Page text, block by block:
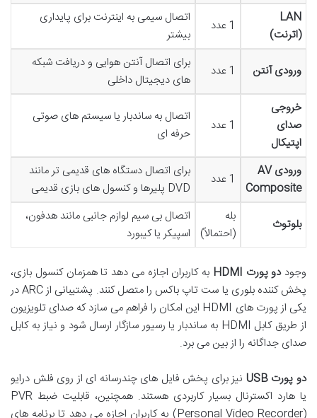
LAN
(اترنت)
1 عدد
اتصال سیمی به اینترنت برای پایداری
بیشتر
ورودی آنتن 1 عدد
برای اتصال آنتن هوایی و دریافت شبکه
های دیجیتال داخلی
خروجی
صدای
اپتیکال
1 عدد
اتصال به ساندبار یا سیستم های صوتی
حرفه ای
ورودی AV
Composite
1 عدد
برای اتصال دستگاه های قدیمی تر مانند
DVD پلیرها و کنسول های بازی قدیمی
بلوتوث
بله
(احتمالاً)
اتصال بی سیم لوازم جانبی مانند هدفون،
اسپیکر یا کیبورد
وجوددو پورت HDMI
به کاربران اجازه می دهد تا همزمان کنسول بازی،
پخش کننده بلوری یا ست تاپ باکس را متصل کنند. پشتیبانی از ARC در
یکی از پورت های HDMI این امکان را فراهم می سازد که صدای تلویزیون
از طریق کابل HDMI به ساندبار یا رسیور سازگار ارسال شود و نیاز به کابل
صدای جداگانه را از بین می برد.
دو پورت USB
نیز برای پخش فایل های چندرسانه ای از روی فلش درایو
یا هارد اکسترنال بسیار کاربردی هستند. همچنین، قابلیت ضبط PVR
(Personal Video Recorder) به کاربران اجازه می دهد تا برنامه های